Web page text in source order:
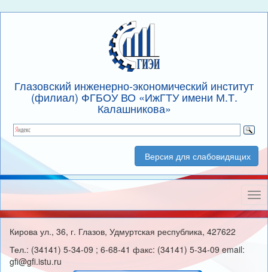
Глазовский инженерно-экономический институт
(филиал) ФГБОУ ВО «ИжГТУ имени М.Т.
Калашникова»
Версия для слабовидящих
Кирова ул., 36, г. Глазов, Удмуртская республика, 427622
Тел.: (34141) 5-34-09 ; 6-68-41 факс: (34141) 5-34-09 email:
gfi@gfi.istu.ru